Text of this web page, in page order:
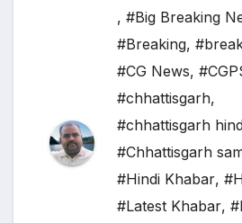
, #Big Breaking
#Breaking,
#CG News,
#chhattisgarh,
#chhattisgarh
#Chhattisgarh
#Hindi Khabar,
#Latest Khabar,